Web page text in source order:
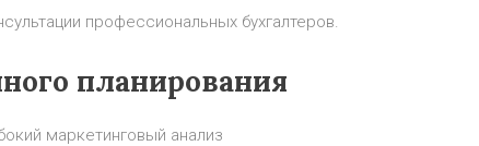
профессиональных бухгалтеров.
планирования
маркетинговый анализ